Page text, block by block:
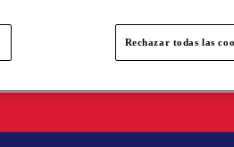
Rechazar todas las